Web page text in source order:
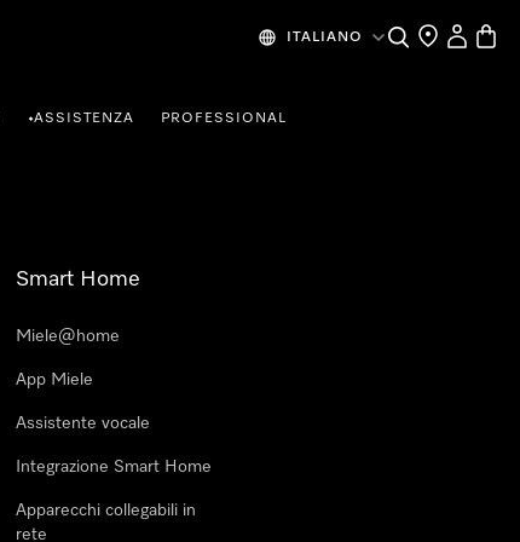
ITALIANO CercaRicerca
Il mio
•ASSISTENZA PROFESSIONAL
Smart Home
Miele@home
App Miele
Assistente vocale
Integrazione Smart Home
Apparecchi collegabili in
rete